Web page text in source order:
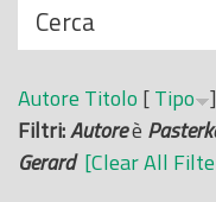
N
a
s
c
o
n
Cerca
Autore Titolo [Tipo ]
Filtri:Autoreè
Gerard [Clear All